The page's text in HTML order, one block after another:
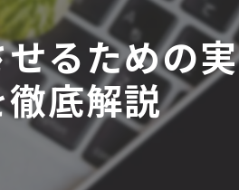
るための
徹底解説